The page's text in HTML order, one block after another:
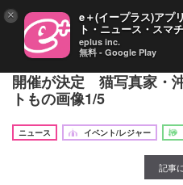
人気猫写真集シリーズ『
開催が決定 猫写真家・
トもの画像1/5
ニュース
イベント/レジャー
記事
× e＋(イープラス)アプ
ト・ニュース・スマ
eplus inc.
無料 - Google Play